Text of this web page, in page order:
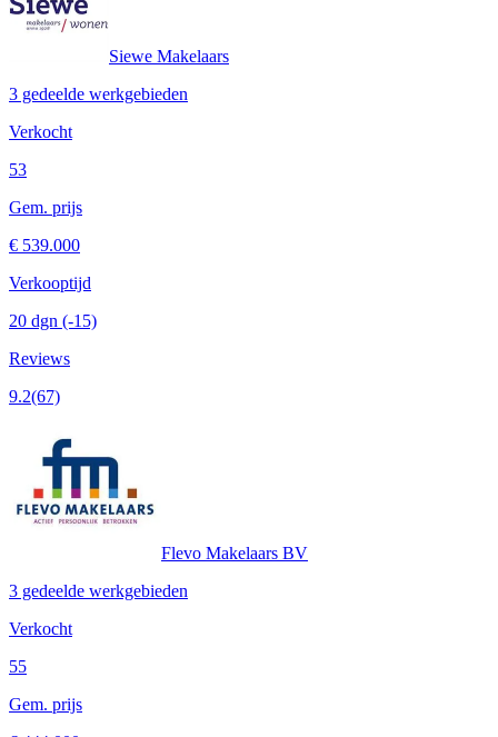
Siewe Makelaars
3 gedeelde werkgebieden
Verkocht
53
Gem. prijs
€ 539.000
Verkooptijd
20 dgn (-15)
Reviews
9.2(67)
Flevo Makelaars BV
3 gedeelde werkgebieden
Verkocht
55
Gem. prijs